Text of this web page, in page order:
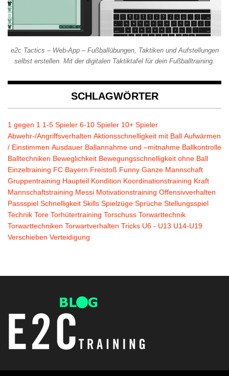
e2c Tactics – Web-App – Fußballübungen, Taktiken und Aufstellungen
selbst erstellen. Mit der digitalen Taktiktafel für dein Fußballtraining.
SCHLAGWÖRTER
1 gegen 1 1-5 Spieler 6-10 Spieler 10+ Spieler
Abwehr-/Angriffsverhalten Aktionsschnelligkeit mit Ball Aufwärmen
/ Einstimmen Ausdauer Ballannahme und –mitnahme Ballkontrolle
Balltechniken Beweglichkeit Bewegungsschnelligkeit ohne Ball
Einzeltraining FC Bayern Freistoß Funny Ganze Mannschaft
Gruppentraining Haupteil Kondition Koordinationstraining Kraft
Mannschaftstraining Messi Motivationstraining Offensivverhalten
Passspiel Schnelligkeit Skills Spielzüge Sprüche Stellungsspiel
Technik Tore Torhütertraining Torschuss Torwarttechnik
Torwarttechniken Torwartverhalten Tricks U6 - U13 U14-U19
Verschieben Verteidigung